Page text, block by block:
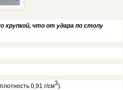
хрупкой, что от удара по столу
0,91 г/см3).